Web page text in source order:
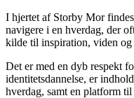
I hjertet af Storby Mor
navigere i en hverdag, der
kilde til inspiration, viden og
Det er med en dyb respekt
identitetsdannelse, er
hverdag, samt en platform til